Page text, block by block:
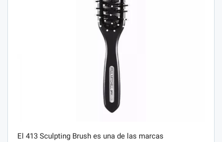
El 413 Sculpting Brush es una de las marcas